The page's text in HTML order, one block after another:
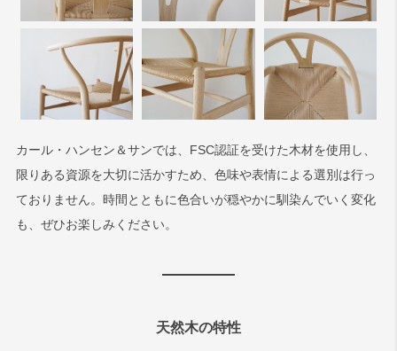
カール・ハンセン＆サンでは、FSC認証を受けた木材を使用し、
限りある資源を大切に活かすため、色味や表情による選別は行っ
ておりません。時間とともに色合いが穏やかに馴染んでいく変化
も、ぜひお楽しみください。
天然木の特性